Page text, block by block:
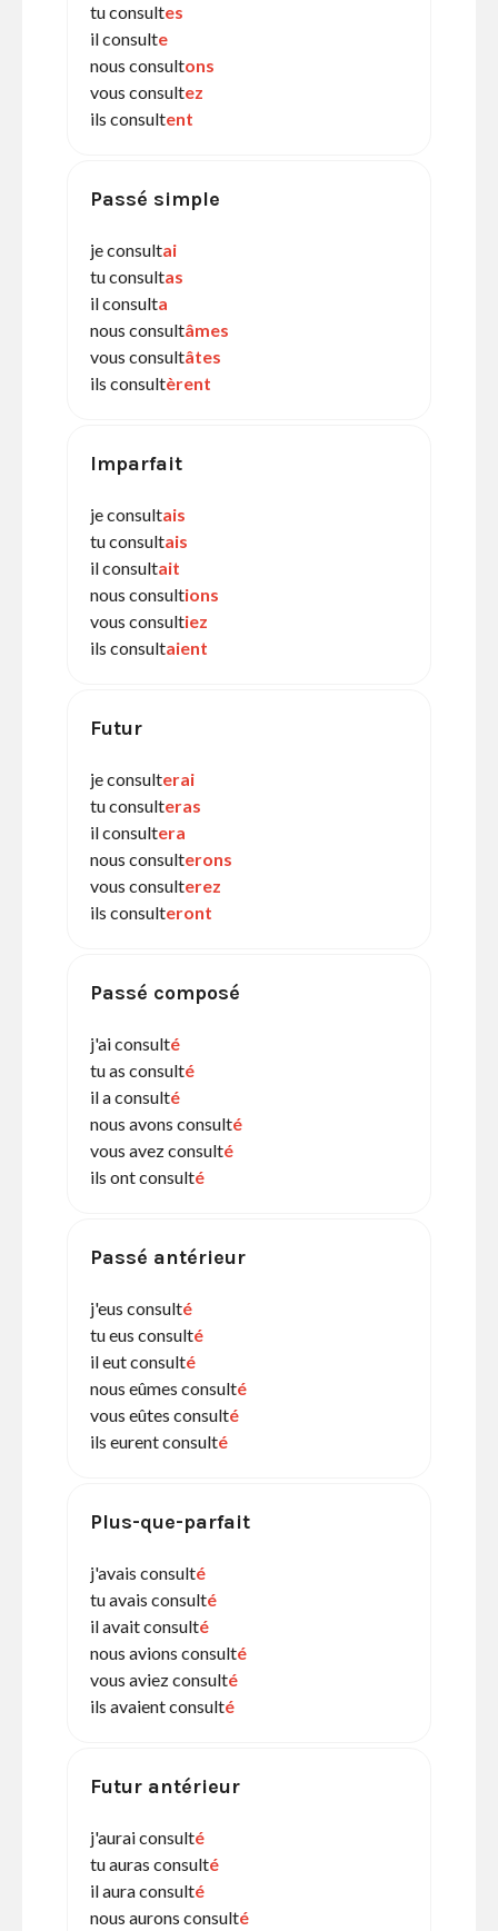
tu consultes
il consulte
nous consultons
vous consultez
ils consultent
Passé simple
je consultai
tu consultas
il consulta
nous consultâmes
vous consultâtes
ils consultèrent
Imparfait
je consultais
tu consultais
il consultait
nous consultions
vous consultiez
ils consultaient
Futur
je consulterai
tu consulteras
il consultera
nous consulterons
vous consulterez
ils consulteront
Passé composé
j'ai consulté
tu as consulté
il a consulté
nous avons consulté
vous avez consulté
ils ont consulté
Passé antérieur
j'eus consulté
tu eus consulté
il eut consulté
nous eûmes consulté
vous eûtes consulté
ils eurent consulté
Plus-que-parfait
j'avais consulté
tu avais consulté
il avait consulté
nous avions consulté
vous aviez consulté
ils avaient consulté
Futur antérieur
j'aurai consulté
tu auras consulté
il aura consulté
nous aurons consulté